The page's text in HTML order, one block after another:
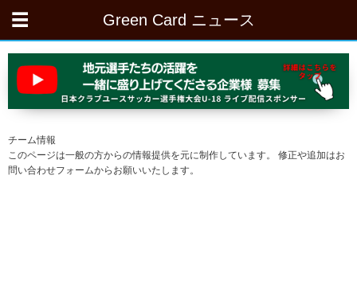
Green Card ニュース
チーム情報
このページは一般の方からの情報提供を元に制作しています。 修正や追加はお
問い合わせフォームからお願いいたします。